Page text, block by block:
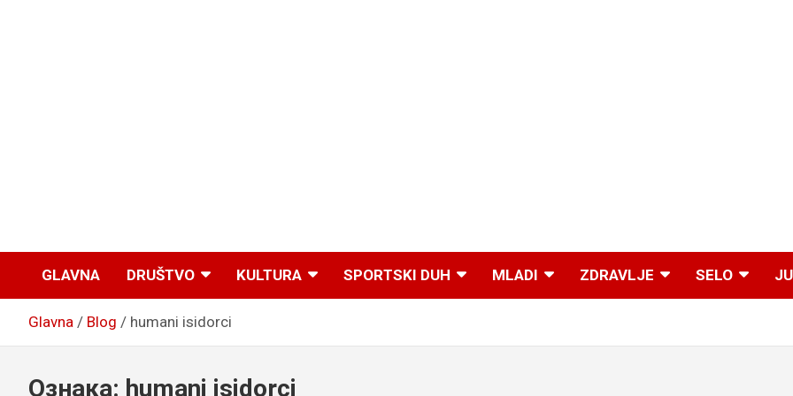
GLAVNA DRUŠTVO KULTURA SPORTSKI DUH MLADI ZDRAVLJE SELO
Glavna Blog humani isidorci
Ознака: humani isidorci